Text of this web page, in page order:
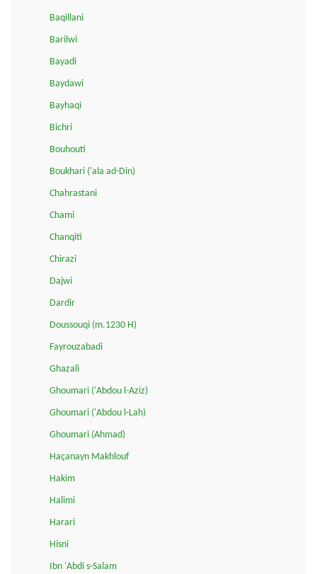
Baqillani
Barilwi
Bayadi
Baydawi
Bayhaqi
Bichri
Bouhouti
Boukhari ('ala ad-Din)
Chahrastani
Chami
Chanqiti
Chirazi
Dajwi
Dardir
Doussouqi (m.1230 H)
Fayrouzabadi
Ghazali
Ghoumari ('Abdou l-Aziz)
Ghoumari ('Abdou l-Lah)
Ghoumari (Ahmad)
Haçanayn Makhlouf
Hakim
Halimi
Harari
Hisni
Ibn 'Abdi s-Salam